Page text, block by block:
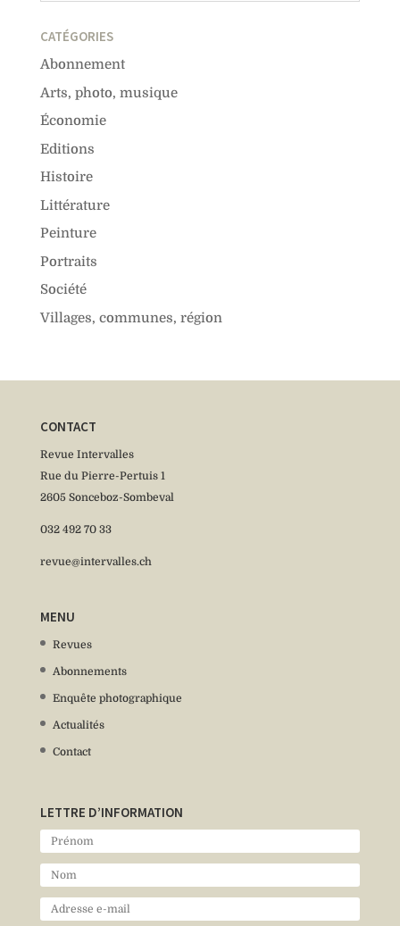
CATÉGORIES
Abonnement
Arts, photo, musique
Économie
Editions
Histoire
Littérature
Peinture
Portraits
Société
Villages, communes, région
CONTACT
Revue Intervalles
Rue du Pierre-Pertuis 1
2605 Sonceboz-Sombeval
032 492 70 33
revue@intervalles.ch
MENU
Revues
Abonnements
Enquête photographique
Actualités
Contact
LETTRE D’INFORMATION